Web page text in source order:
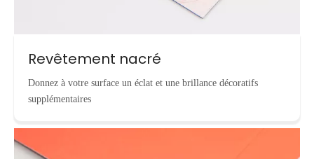
Revêtement nacré
Donnez à votre surface un éclat et une brillance décoratifs
supplémentaires